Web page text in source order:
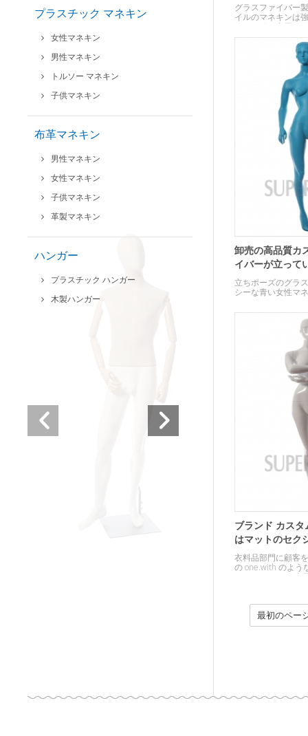
プラスチック マネキン
女性マネキン
男性マネキン
トルソー マネキン
子供マネキン
布革マネキン
男性マネキン
女性マネキン
子供マネキン
革製マネキン
ハンガー
プラスチック ハンガー
木製ハンガー
グラスファイバー
イルのマネキンは
なたの服を表示す
卸売の高品質カ
イバーが立って
立ちポーズのグラ
シーな青い女性マ
ブランド カス
はマットのセク
ウィンドウ表示
衣料品部門に顧客
の one.with のよう
ョン ウィンドウ
最初のペー